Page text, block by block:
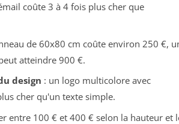
coûte 3 à 4 fois plus cher que
de 60x80 cm coûte environ 250 €,
atteindre 900 €.
design : un logo multicolore avec
cher qu'un texte simple.
entre 100 € et 400 € selon la hauteur et